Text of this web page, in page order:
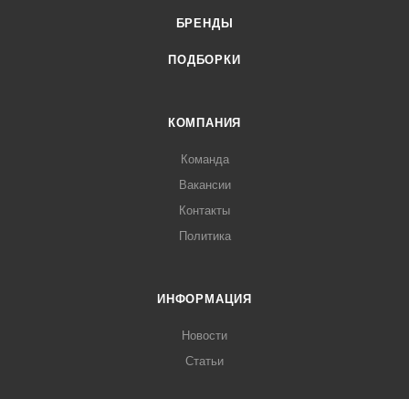
БРЕНДЫ
ПОДБОРКИ
КОМПАНИЯ
Команда
Вакансии
Контакты
Политика
ИНФОРМАЦИЯ
Новости
Статьи